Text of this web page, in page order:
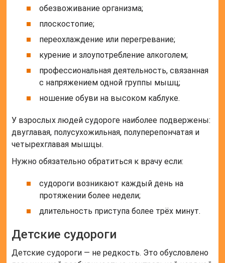
обезвоживание организма;
плоскостопие;
переохлаждение или перегревание;
курение и злоупотребление алкоголем;
профессиональная деятельность, связанная
с напряжением одной группы мышц;
ношение обуви на высоком каблуке.
У взрослых людей судороге наиболее подвержены:
двуглавая, полусухожильная, полуперепончатая и
четырехглавая мышцы.
Нужно обязательно обратиться к врачу если:
судороги возникают каждый день на
протяжении более недели;
длительность приступа более трёх минут.
Детские судороги
Детские судороги — не редкость. Это обусловлено